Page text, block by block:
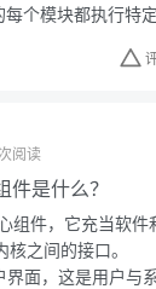
个模块都执行特
阅读
件是什么？
组件，它充当软件
之间的接口。
面，这是用户与